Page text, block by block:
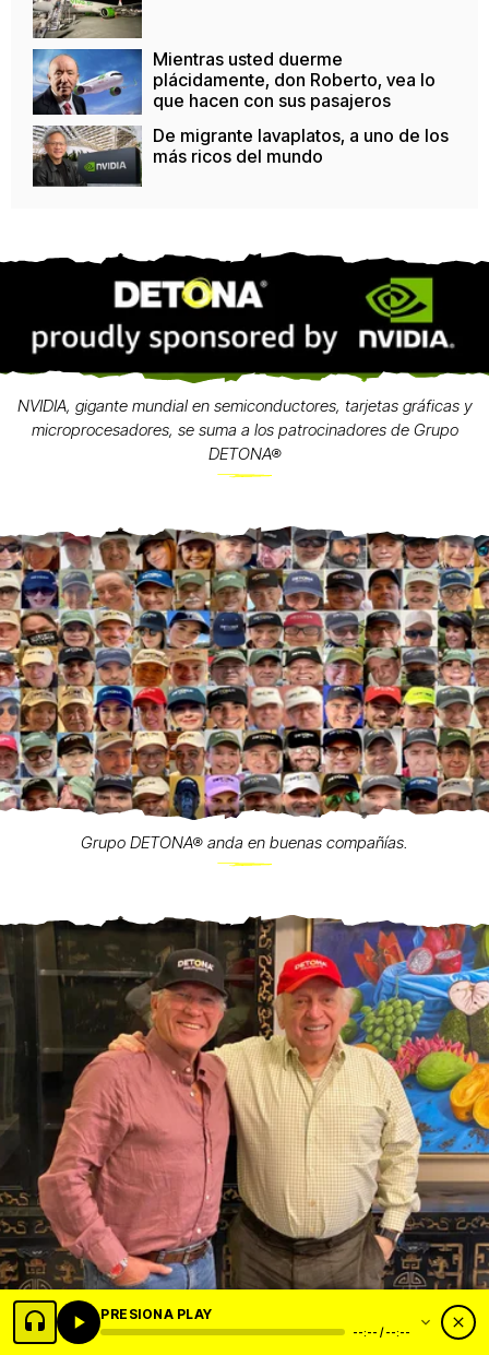
Mientras usted duerme
plácidamente, don Roberto, vea lo
que hacen con sus pasajeros
De migrante lavaplatos, a uno de los
más ricos del mundo
NVIDIA, gigante mundial en semiconductores, tarjetas gráficas y
microprocesadores, se suma a los patrocinadores de Grupo
DETONA®
Grupo DETONA® anda en buenas compañías.
Con Javier Garza Calderón.
PRESIONA PLAY
--:-- / --:--